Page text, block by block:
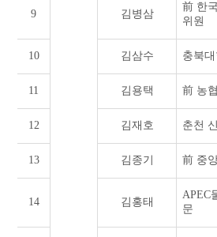
9 김병삼
前 한
위원
10 김삼수 충북
11 김용택 前 농
12 김재호 춘천
13 김종기 前 중
14 김홍태
APEC
문